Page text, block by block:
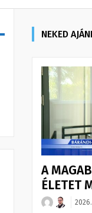
NEKED
A
ÉLETET